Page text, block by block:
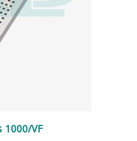
1000/VF